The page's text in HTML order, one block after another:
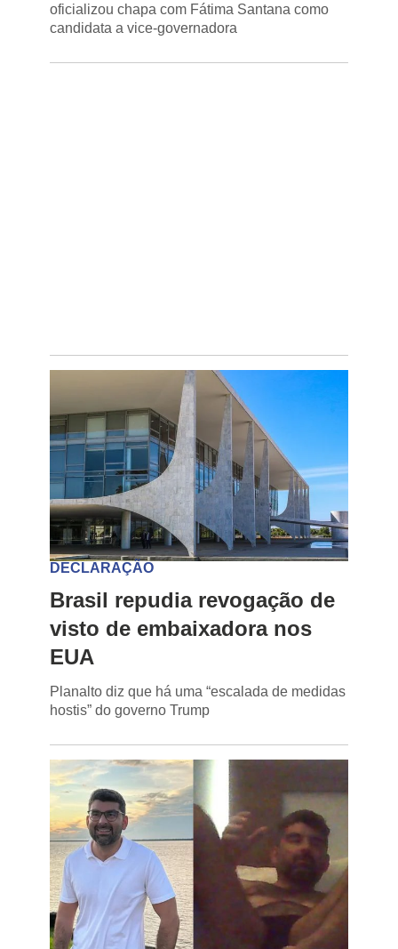
oficializou chapa com Fátima Santana como
candidata a vice-governadora
DECLARAÇÃO
Brasil repudia revogação de
visto de embaixadora nos
EUA
Planalto diz que há uma “escalada de medidas
hostis” do governo Trump